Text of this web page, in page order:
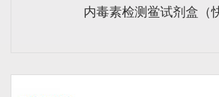
内毒素检测鲎试剂盒（